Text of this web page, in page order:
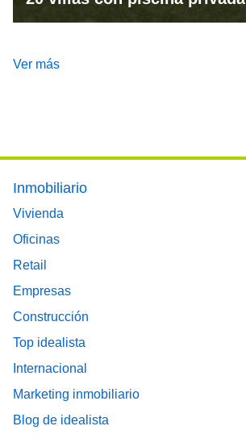
Ver más
Footer main menu
Inmobiliario
Vivienda
Oficinas
Retail
Empresas
Construcción
Top idealista
Internacional
Marketing inmobiliario
Blog de idealista